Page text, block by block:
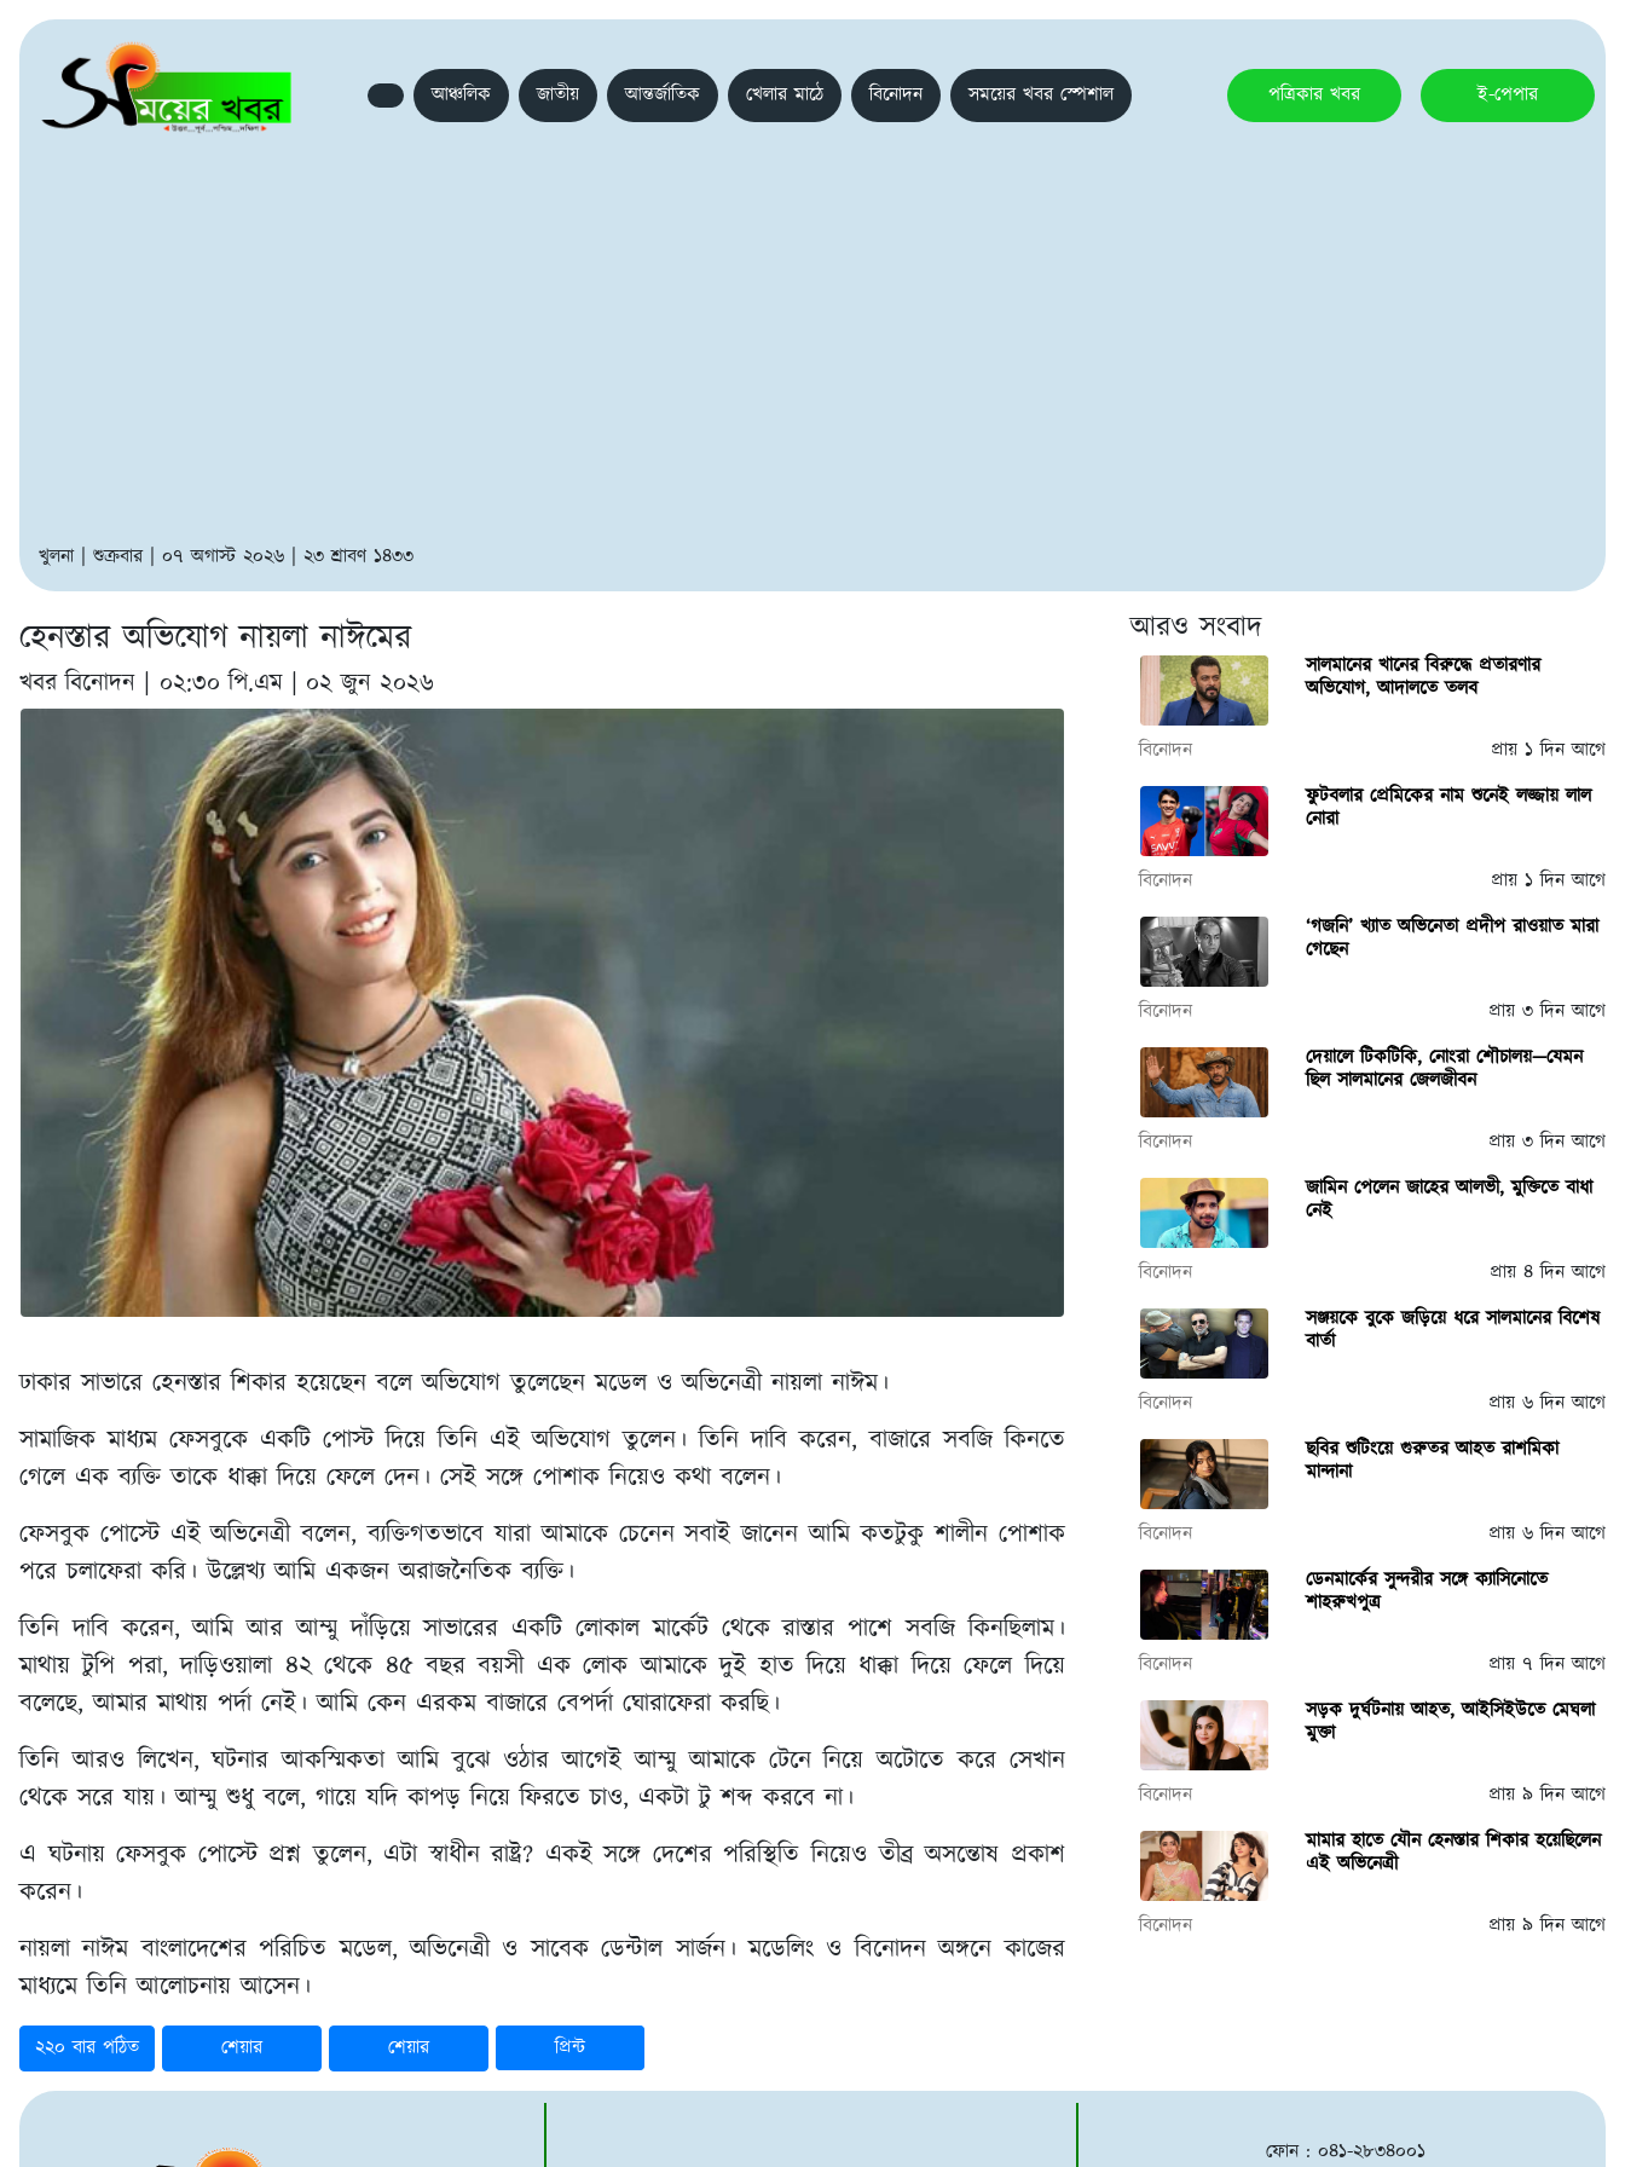
আঞ্চলিক জাতীয় আন্তর্জাতিক খেলার মাঠে বিনোদন সময়ের খবর স্পেশাল পত্রিকার খবর ই-পেপার
খুলনা | শুক্রবার | ০৭ অগাস্ট ২০২৬ | ২৩ শ্রাবণ ১৪৩৩
হেনস্তার অভিযোগ নায়লা নাঈমের
খবর বিনোদন | ০২:৩০ পি.এম | ০২ জুন ২০২৬
ঢাকার সাভারে হেনস্তার শিকার হয়েছেন বলে অভিযোগ তুলেছেন মডেল ও অভিনেত্রী নায়লা নাঈম।
সামাজিক মাধ্যম ফেসবুকে একটি পোস্ট দিয়ে তিনি এই অভিযোগ তুলেন। তিনি দাবি করেন, বাজারে সবজি কিনতে
গেলে এক ব্যক্তি তাকে ধাক্কা দিয়ে ফেলে দেন। সেই সঙ্গে পোশাক নিয়েও কথা বলেন।
ফেসবুক পোস্টে এই অভিনেত্রী বলেন, ব্যক্তিগতভাবে যারা আমাকে চেনেন সবাই জানেন আমি কতটুকু শালীন পোশাক
পরে চলাফেরা করি। উল্লেখ্য আমি একজন অরাজনৈতিক ব্যক্তি।
তিনি দাবি করেন, আমি আর আম্মু দাঁড়িয়ে সাভারের একটি লোকাল মার্কেট থেকে রাস্তার পাশে সবজি কিনছিলাম।
মাথায় টুপি পরা, দাড়িওয়ালা ৪২ থেকে ৪৫ বছর বয়সী এক লোক আমাকে দুই হাত দিয়ে ধাক্কা দিয়ে ফেলে দিয়ে
বলেছে, আমার মাথায় পর্দা নেই। আমি কেন এরকম বাজারে বেপর্দা ঘোরাফেরা করছি।
তিনি আরও লিখেন, ঘটনার আকস্মিকতা আমি বুঝে ওঠার আগেই আম্মু আমাকে টেনে নিয়ে অটোতে করে সেখান
থেকে সরে যায়। আম্মু শুধু বলে, গায়ে যদি কাপড় নিয়ে ফিরতে চাও, একটা টু শব্দ করবে না।
এ ঘটনায় ফেসবুক পোস্টে প্রশ্ন তুলেন, এটা স্বাধীন রাষ্ট্র? একই সঙ্গে দেশের পরিস্থিতি নিয়েও তীব্র অসন্তোষ প্রকাশ
করেন।
নায়লা নাঈম বাংলাদেশের পরিচিত মডেল, অভিনেত্রী ও সাবেক ডেন্টাল সার্জন। মডেলিং ও বিনোদন অঙ্গনে কাজের
মাধ্যমে তিনি আলোচনায় আসেন।
২২০ বার পঠিত শেয়ার শেয়ার প্রিন্ট
আরও সংবাদ
সালমানের খানের বিরুদ্ধে প্রতারণার
অভিযোগ, আদালতে তলব
বিনোদন
প্রায় ১ দিন আগে
ফুটবলার প্রেমিকের নাম শুনেই লজ্জায় লাল
নোরা
বিনোদন
প্রায় ১ দিন আগে
‘গজনি’ খ্যাত অভিনেতা প্রদীপ রাওয়াত মারা
গেছেন
বিনোদন
প্রায় ৩ দিন আগে
দেয়ালে টিকটিকি, নোংরা শৌচালয়—যেমন
ছিল সালমানের জেলজীবন
বিনোদন
প্রায় ৩ দিন আগে
জামিন পেলেন জাহের আলভী, মুক্তিতে বাধা
নেই
বিনোদন
প্রায় ৪ দিন আগে
সঞ্জয়কে বুকে জড়িয়ে ধরে সালমানের বিশেষ
বার্তা
বিনোদন
প্রায় ৬ দিন আগে
ছবির শুটিংয়ে গুরুতর আহত রাশমিকা
মান্দানা
বিনোদন
প্রায় ৬ দিন আগে
ডেনমার্কের সুন্দরীর সঙ্গে ক্যাসিনোতে
শাহরুখপুত্র
বিনোদন
প্রায় ৭ দিন আগে
সড়ক দুর্ঘটনায় আহত, আইসিইউতে মেঘলা
মুক্তা
বিনোদন
প্রায় ৯ দিন আগে
মামার হাতে যৌন হেনস্তার শিকার হয়েছিলেন
এই অভিনেত্রী
বিনোদন প্রায় ৯ দিন আগে
ফোন : ০৪১-২৮৩৪০০১